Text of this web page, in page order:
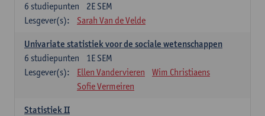
2E SEM
6 studiepunten
Lesgever(s):
Sarah Van de Velde
Univariate statistiek voor de sociale wetenschappen
1E SEM
6 studiepunten
Lesgever(s):
Ellen Vandervieren
Wim Christiaens
Sofie Vermeiren
Statistiek II